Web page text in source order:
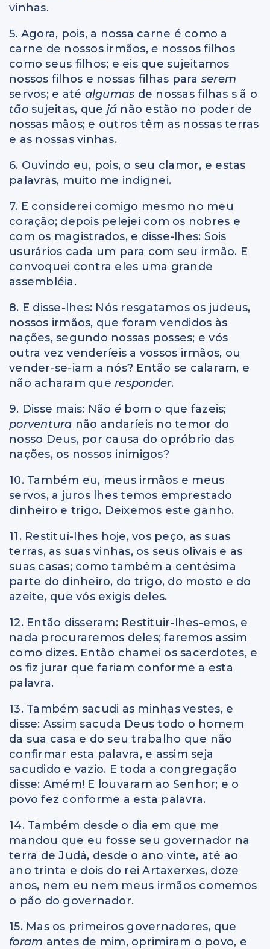
vinhas.
5. Agora, pois, a nossa carne é como a
carne de nossos irmãos, e nossos filhos
como seus filhos; e eis que sujeitamos
nossos filhos e nossas filhas para serem
servos; e até algumas de nossas filhas s ã o
tão sujeitas, que já não estão no poder de
nossas mãos; e outros têm as nossas terras
e as nossas vinhas.
6. Ouvindo eu, pois, o seu clamor, e estas
palavras, muito me indignei.
7. E considerei comigo mesmo no meu
coração; depois pelejei com os nobres e
com os magistrados, e disse-lhes: Sois
usurários cada um para com seu irmão. E
convoquei contra eles uma grande
assembléia.
8. E disse-lhes: Nós resgatamos os judeus,
nossos irmãos, que foram vendidos às
nações, segundo nossas posses; e vós
outra vez venderíeis a vossos irmãos, ou
vender-se-iam a nós? Então se calaram, e
não acharam que responder.
9. Disse mais: Não é bom o que fazeis;
porventura não andaríeis no temor do
nosso Deus, por causa do opróbrio das
nações, os nossos inimigos?
10. Também eu, meus irmãos e meus
servos, a juros lhes temos emprestado
dinheiro e trigo. Deixemos este ganho.
11. Restituí-lhes hoje, vos peço, as suas
terras, as suas vinhas, os seus olivais e as
suas casas; como também a centésima
parte do dinheiro, do trigo, do mosto e do
azeite, que vós exigis deles.
12. Então disseram: Restituir-lhes-emos, e
nada procuraremos deles; faremos assim
como dizes. Então chamei os sacerdotes, e
os fiz jurar que fariam conforme a esta
palavra.
13. Também sacudi as minhas vestes, e
disse: Assim sacuda Deus todo o homem
da sua casa e do seu trabalho que não
confirmar esta palavra, e assim seja
sacudido e vazio. E toda a congregação
disse: Amém! E louvaram ao Senhor; e o
povo fez conforme a esta palavra.
14. Também desde o dia em que me
mandou que eu fosse seu governador na
terra de Judá, desde o ano vinte, até ao
ano trinta e dois do rei Artaxerxes, doze
anos, nem eu nem meus irmãos comemos
o pão do governador.
15. Mas os primeiros governadores, que
foram antes de mim, oprimiram o povo, e